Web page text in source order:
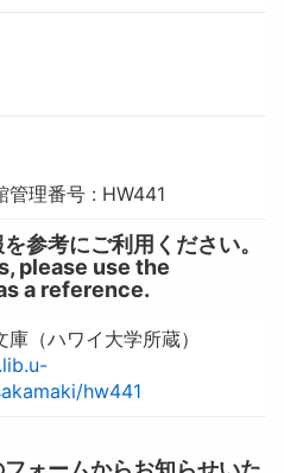
管理番号 : HW441
参考にご利用ください。
please use the
a reference.
（ハワイ大学所蔵）
hw441